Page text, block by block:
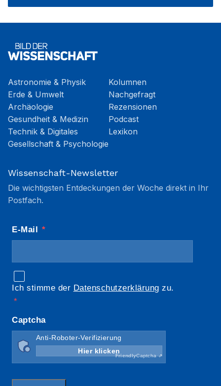
Astronomie & Physik
Erde & Umwelt
Archäologie
Gesundheit & Medizin
Technik & Digitales
Gesellschaft & Psychologie
Kolumnen
Nachgefragt
Rezensionen
Podcast
Lexikon
Wissenschaft-Newsletter
Die wichtigsten Entdeckungen der Woche direkt in Ihr
Postfach.